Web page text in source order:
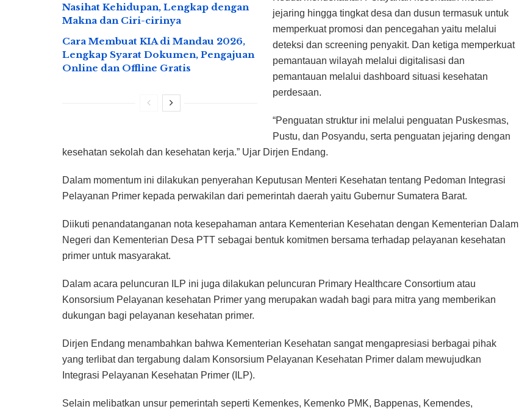
Nasihat Kehidupan, Lengkap dengan
Makna dan Ciri-cirinya
Cara Membuat KIA di Mandau 2026,
Lengkap Syarat Dokumen, Pengajuan
Online dan Offline Gratis
jejaring hingga tingkat desa dan dusun termasuk untuk
memperkuat promosi dan pencegahan yaitu melalui
deteksi dan screening penyakit. Dan ketiga memperkuat
pemantauan wilayah melalui digitalisasi dan
pemantauan melalui dashboard situasi kesehatan
perdesaan.
“Penguatan struktur ini melalui penguatan Puskesmas,
Pustu, dan Posyandu, serta penguatan jejaring dengan
kesehatan sekolah dan kesehatan kerja.” Ujar Dirjen Endang.
Dalam momentum ini dilakukan penyerahan Keputusan Menteri Kesehatan tentang Pedoman Integrasi
Pelayanan Primer kepada perwakilan dari pemerintah daerah yaitu Gubernur Sumatera Barat.
Diikuti penandatanganan nota kesepahaman antara Kementerian Kesehatan dengan Kementerian Dalam
Negeri dan Kementerian Desa PTT sebagai bentuk komitmen bersama terhadap pelayanan kesehatan
primer untuk masyarakat.
Dalam acara peluncuran ILP ini juga dilakukan peluncuran Primary Healthcare Consortium atau
Konsorsium Pelayanan kesehatan Primer yang merupakan wadah bagi para mitra yang memberikan
dukungan bagi pelayanan kesehatan primer.
Dirjen Endang menambahkan bahwa Kementerian Kesehatan sangat mengapresiasi berbagai pihak
yang terlibat dan tergabung dalam Konsorsium Pelayanan Kesehatan Primer dalam mewujudkan
Integrasi Pelayanan Kesehatan Primer (ILP).
Selain melibatkan unsur pemerintah seperti Kemenkes, Kemenko PMK, Bappenas, Kemendes,